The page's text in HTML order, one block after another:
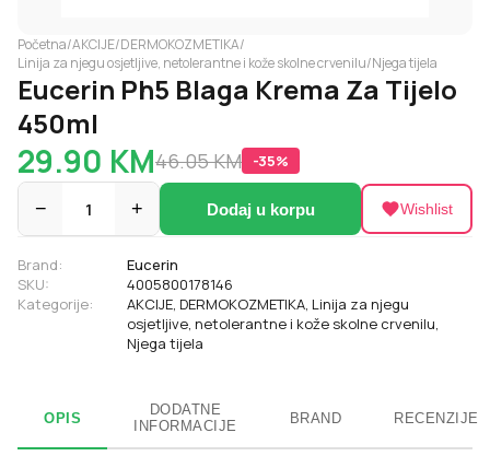
Početna/AKCIJE/DERMOKOZMETIKA/
Linija za njegu osjetljive, netolerantne i kože skolne crvenilu/Njega tijela
Eucerin Ph5 Blaga Krema Za Tijelo
450ml
29.90 KM46.05KM -35%
− 1 + Dodaj u korpu Wishlist
Brand:
Eucerin
SKU:
4005800178146
Kategorije:
AKCIJE, DERMOKOZMETIKA, Linija za njegu
osjetljive, netolerantne i kože skolne crvenilu,
Njega tijela
OPIS
DODATNE
INFORMACIJE
BRAND RECENZIJE